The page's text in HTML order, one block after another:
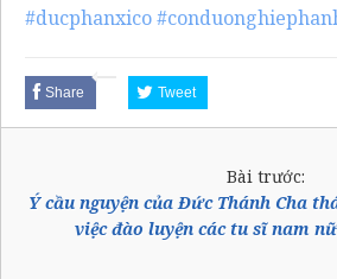
#ducphanxico
Share Tweet
Bài trước:
Ý cầu nguyện của Đức Thánh Cha
việc đào luyện các tu sĩ nam